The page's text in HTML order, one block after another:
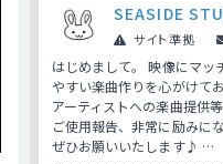
SEASIDE
サイト準拠
はじめまして。 映像にマッ
やすい楽曲作りを心がけて
アーティストへの楽曲提供
ご使用報告、非常に励みに
ぜひお願いいたします♪ …